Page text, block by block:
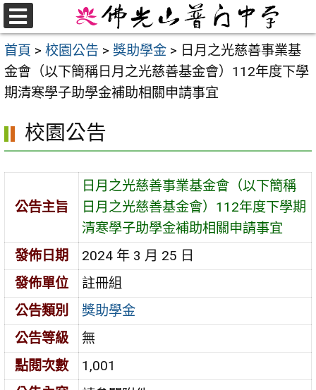
跳
至
主
要
內
首頁 > 校園公告 > 獎助學金 > 日月之光慈善事業基
金會（以下簡稱日月之光慈善基金會）112年度下學
期清寒學子助學金補助相關申請事宜
校園公告
公告主旨
日月之光慈善事業基金會（以下簡稱
日月之光慈善基金會）112年度下學期
清寒學子助學金補助相關申請事宜
發佈日期
2024 年 3 月 25 日
發佈單位
註冊組
公告類別
獎助學金
公告等級
無
點閱次數
1,001
選
單